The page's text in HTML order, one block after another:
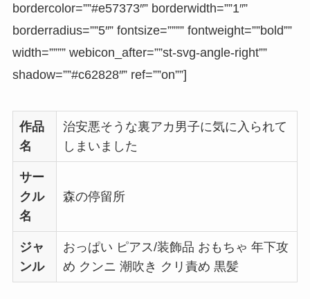
bordercolor=””#e57373″” borderwidth=””1″”
borderradius=””5″” fontsize=”””” fontweight=””bold””
width=”””” webicon_after=””st-svg-angle-right””
shadow=””#c62828″” ref=””on””]
作品
名
治安悪そうな裏アカ男子に気に入られて
しまいました
サー
クル
名
森の停留所
ジャ
ンル
おっぱい ピアス/装飾品 おもちゃ 年下攻
め クンニ 潮吹き クリ責め 黒髪